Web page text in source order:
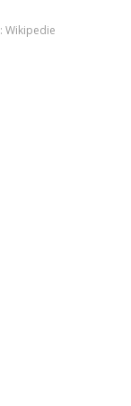
: Wikipedie